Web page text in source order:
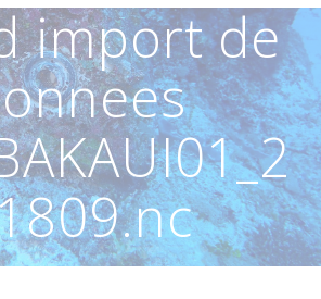
import de